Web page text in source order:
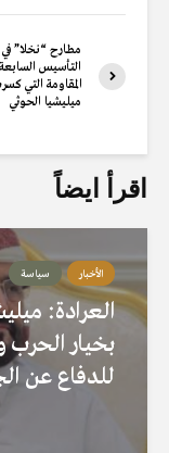
مطارح “نخلا”
التأسيس
المقاومة التي
ميليشيا الحوثي
اقرأ ايضاً
الأخبار سياسة
العرادة:
بخيار الحرب
للدفاع عن